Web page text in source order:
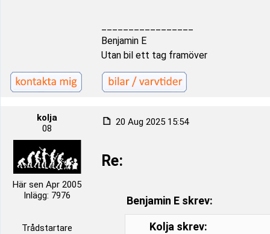
Benjamin E
Utan bil ett tag framöver
kolja
08
Här sen Apr 2005
Inlägg: 7976
Trådstartare
20 Aug 2025 15:54
Re:
Benjamin E skrev:
Kolja skrev: